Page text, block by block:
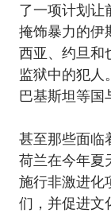
了一项计划让
掩饰暴力的伊
西亚、约旦和
监狱中的犯人
巴基斯坦等国
甚至那些面临
荷兰在今年夏
施行非激进化
们，并促进文